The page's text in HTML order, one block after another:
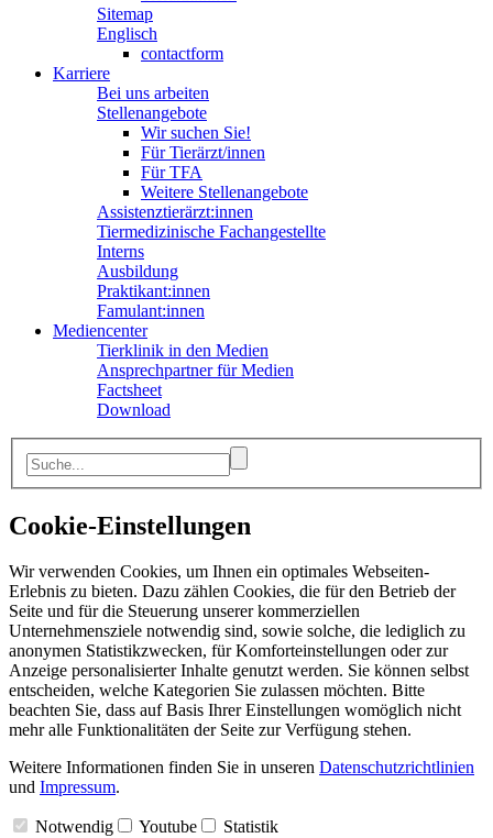
Sitemap
Englisch
contactform
Karriere
Bei uns arbeiten
Stellenangebote
Wir suchen Sie!
Für Tierärzt/innen
Für TFA
Weitere Stellenangebote
Assistenztierärzt:innen
Tiermedizinische Fachangestellte
Interns
Ausbildung
Praktikant:innen
Famulant:innen
Mediencenter
Tierklinik in den Medien
Ansprechpartner für Medien
Factsheet
Download
Cookie-Einstellungen
Wir verwenden Cookies, um Ihnen ein optimales Webseiten-
Erlebnis zu bieten. Dazu zählen Cookies, die für den Betrieb der
Seite und für die Steuerung unserer kommerziellen
Unternehmensziele notwendig sind, sowie solche, die lediglich zu
anonymen Statistikzwecken, für Komforteinstellungen oder zur
Anzeige personalisierter Inhalte genutzt werden. Sie können selbst
entscheiden, welche Kategorien Sie zulassen möchten. Bitte
beachten Sie, dass auf Basis Ihrer Einstellungen womöglich nicht
mehr alle Funktionalitäten der Seite zur Verfügung stehen.
Weitere Informationen finden Sie in unseren Datenschutzrichtlinien
und Impressum.
Notwendig Youtube Statistik